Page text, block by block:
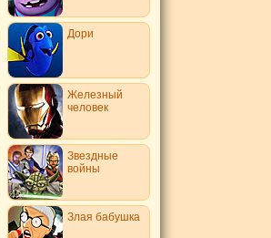
Дори
Железный
человек
Звездные
войны
Злая бабушка